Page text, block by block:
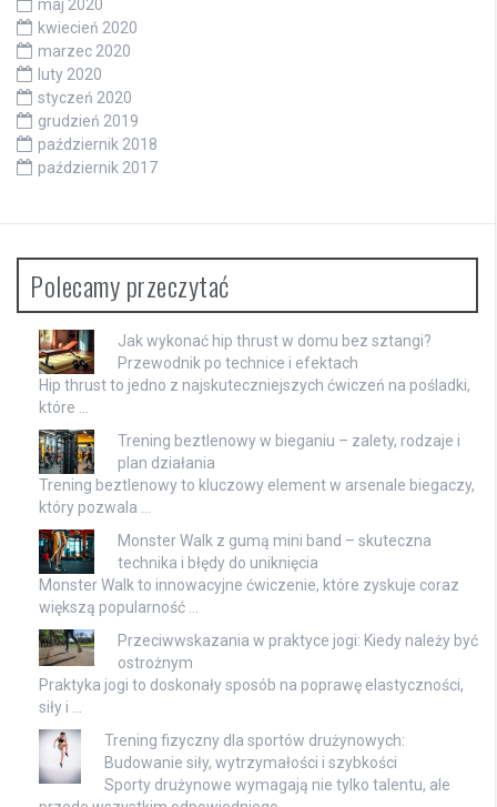
maj 2020
kwiecień 2020
marzec 2020
luty 2020
styczeń 2020
grudzień 2019
październik 2018
październik 2017
Polecamy przeczytać
Jak wykonać hip thrust w domu bez sztangi?
Przewodnik po technice i efektach
Hip thrust to jedno z najskuteczniejszych ćwiczeń na pośladki,
które …
Trening beztlenowy w bieganiu – zalety, rodzaje i
plan działania
Trening beztlenowy to kluczowy element w arsenale biegaczy,
który pozwala …
Monster Walk z gumą mini band – skuteczna
technika i błędy do uniknięcia
Monster Walk to innowacyjne ćwiczenie, które zyskuje coraz
większą popularność …
Przeciwwskazania w praktyce jogi: Kiedy należy być
ostrożnym
Praktyka jogi to doskonały sposób na poprawę elastyczności,
siły i …
Trening fizyczny dla sportów drużynowych:
Budowanie siły, wytrzymałości i szybkości
Sporty drużynowe wymagają nie tylko talentu, ale